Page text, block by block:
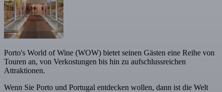
Porto's World of Wine (WOW) bietet seinen Gästen eine Reihe von
Touren an, von Verkostungen bis hin zu aufschlussreichen
Attraktionen.
Wenn Sie Porto und Portugal entdecken wollen, dann ist die Welt